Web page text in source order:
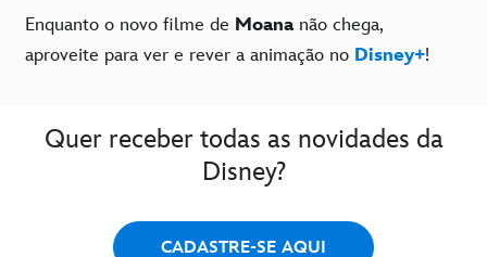
Enquanto o novo filme de Moananão chega,
aproveite para ver e rever a animação no Disney+!
Quer receber todas as novidades da
Disney?
CADASTRE-SE AQUI